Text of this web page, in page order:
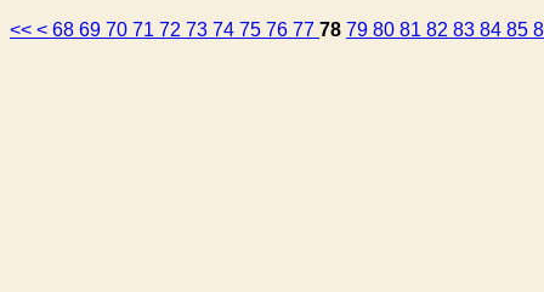
<< < 68 69 70 71 72 73 74 75 76 77 78 79 80 81 82 83 84 85